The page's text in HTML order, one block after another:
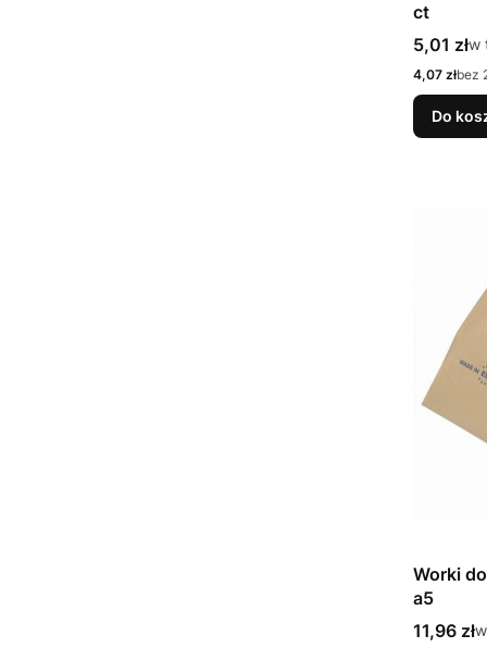
ct
Cena
5,01 złw
w
Cena netto
4,07 złbez
Do
Worki
a5
Cena
11,96 zł